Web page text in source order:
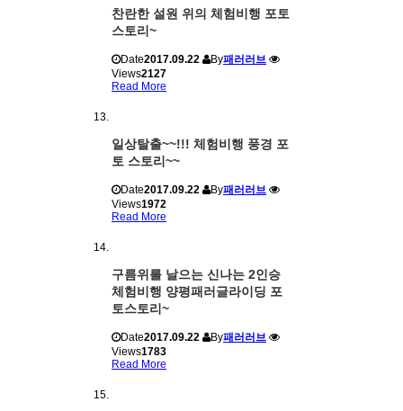
찬란한 설원 위의 체험비행 포토
스토리~
Date2017.09.22 By패러러브
Views2127
Read More
일상탈출~~!!! 체험비행 풍경 포
토 스토리~~
Date2017.09.22 By패러러브
Views1972
Read More
구름위를 날으는 신나는 2인승
체험비행 양평패러글라이딩 포
토스토리~
Date2017.09.22 By패러러브
Views1783
Read More